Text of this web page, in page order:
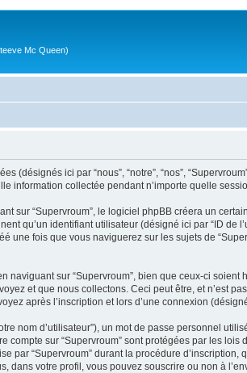
Mc Queen)
ici par “nous”, “notre”, “nos”,
information collectée pendant n’importe quelle
sur “Supervroum”, le logiciel phpBB créera un
qu’un identifiant utilisateur (désigné ici par “ID de
fois que vous naviguerez sur les sujets de
sur “Supervroum”, bien que ceux-ci
et que nous collectons. Ceci peut être, et n’est
après l’inscription et lors d’une connexion
nom d’utilisateur”), un mot de passe personnel
compte sur “Supervroum” sont protégées par les
par “Supervroum” durant la procédure
votre profil, vous pouvez souscrire ou non à